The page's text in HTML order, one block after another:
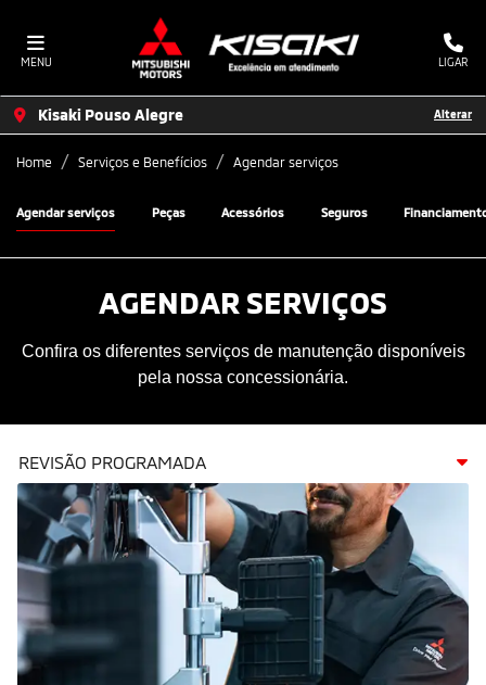
MENU LIGAR
Kisaki Pouso Alegre Alterar
Home Serviços e Benefícios Agendar serviços
Agendar serviços Peças Acessórios Seguros
AGENDAR SERVIÇOS
Confira os diferentes serviços de manutenção disponíveis
pela nossa concessionária.
REVISÃO PROGRAMADA